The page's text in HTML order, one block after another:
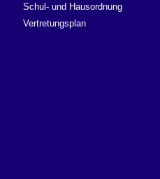
Schul- und Hausordnung
Vertretungsplan